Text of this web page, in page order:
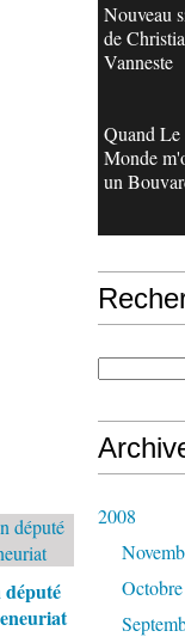
Nouveau
de
Vanneste
Quand Le
Monde
un
2008
Octobre